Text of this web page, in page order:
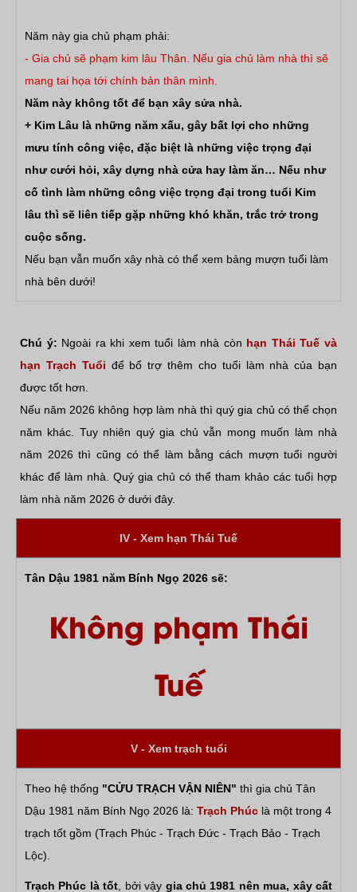
Năm này gia chủ phạm phải:
- Gia chủ sẽ phạm kim lâu Thân. Nếu gia chủ làm nhà thì sẽ
mang tai họa tới chính bản thân mình.
Năm này không tốt để bạn xây sửa nhà.
+ Kim Lâu là những năm xấu, gây bất lợi cho những
mưu tính công việc, đặc biệt là những việc trọng đại
như cưới hỏi, xây dựng nhà cửa hay làm ăn… Nếu như
cố tình làm những công việc trọng đại trong tuổi Kim
lâu thì sẽ liên tiếp gặp những khó khăn, trắc trở trong
cuộc sống.
Nếu bạn vẫn muốn xây nhà có thể xem bảng mượn tuổi làm
nhà bên dưới!
Chú ý: Ngoài ra khi xem tuổi làm nhà còn hạn Thái Tuế và
hạn Trạch Tuổi để bổ trợ thêm cho tuổi làm nhà của bạn
được tốt hơn.
Nếu năm 2026 không hợp làm nhà thì quý gia chủ có thể chọn
năm khác. Tuy nhiên quý gia chủ vẫn mong muốn làm nhà
năm 2026 thì cũng có thể làm bằng cách mượn tuổi người
khác để làm nhà. Quý gia chủ có thể tham khảo các tuổi hợp
làm nhà năm 2026 ở dưới đây.
IV - Xem hạn Thái Tuế
Tân Dậu 1981 năm Bính Ngọ 2026 sẽ:
Không phạm Thái
Tuế
V - Xem trạch tuổi
Theo hệ thống "CỬU TRẠCH VẬN NIÊN" thì gia chủ Tân
Dậu 1981 năm Bính Ngọ 2026 là: Trạch Phúc là một trong 4
trạch tốt gồm (Trạch Phúc - Trạch Đức - Trạch Bảo - Trạch
Lộc).
Trạch Phúc là tốt , bởi vậy gia chủ 1981 nên mua, xây cất